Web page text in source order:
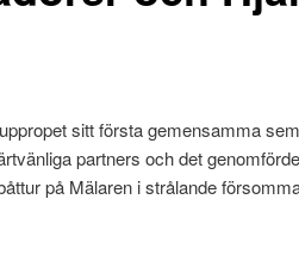
sitt första gemensamma
partners och det
på Mälaren i strålande